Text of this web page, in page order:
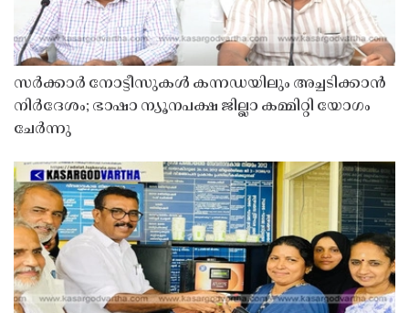
സർക്കാർ നോട്ടീസുകൾ കന്നഡയിലും അച്ചടിക്കാൻ
നിർദേശം; ഭാഷാ ന്യൂനപക്ഷ ജില്ലാ കമ്മിറ്റി യോഗം
ചേർന്നു